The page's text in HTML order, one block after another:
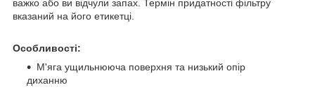
важко або ви відчули запах. Термін придатності фільтру
вказаний на його етикетці.
Особливості:
М'яга ущильнююча поверхня та низький опір
диханню